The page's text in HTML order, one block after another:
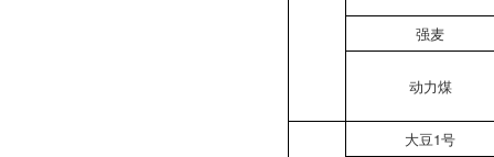
强麦
动力煤
大豆1号